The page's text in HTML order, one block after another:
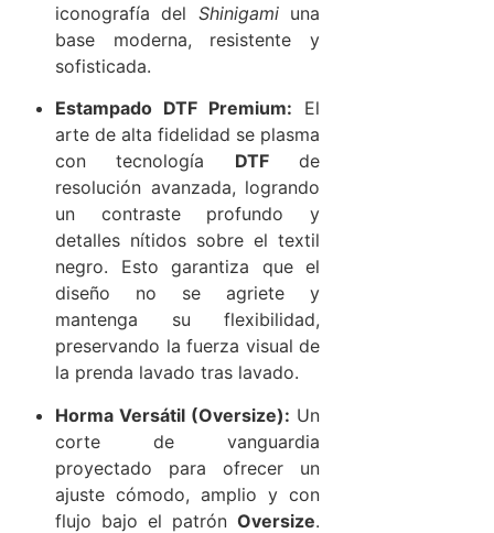
iconografía del Shinigamiuna
base moderna, resistente y
sofisticada.
Estampado DTF Premium: El
arte de alta fidelidad se plasma
con tecnología DTFde
resolución avanzada, logrando
un contraste profundo y
detalles nítidos sobre el textil
negro. Esto garantiza que el
diseño no se agriete y
mantenga su flexibilidad,
preservando la fuerza visual de
la prenda lavado tras lavado.
Horma Versátil (Oversize): Un
corte de vanguardia
proyectado para ofrecer un
ajuste cómodo, amplio y con
flujo bajo el patrón Oversize.